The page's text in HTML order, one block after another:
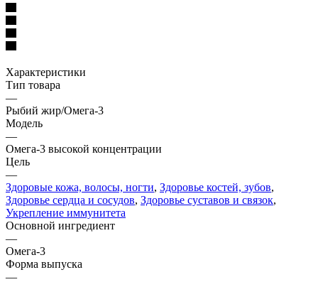
Характеристики
Тип товара
—
Рыбий жир/Омега-3
Модель
—
Омега-3 высокой концентрации
Цель
—
Здоровые кожа, волосы, ногти, Здоровье костей, зубов,
Здоровье сердца и сосудов, Здоровье суставов и связок,
Укрепление иммунитета
Основной ингредиент
—
Омега-3
Форма выпуска
—